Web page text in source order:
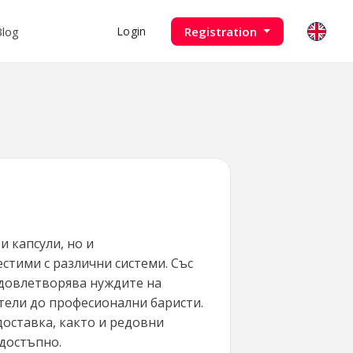
Login Registration
капсули, но и
с различни системи. Със
нуждите на
до професионални баристи.
както и редовни